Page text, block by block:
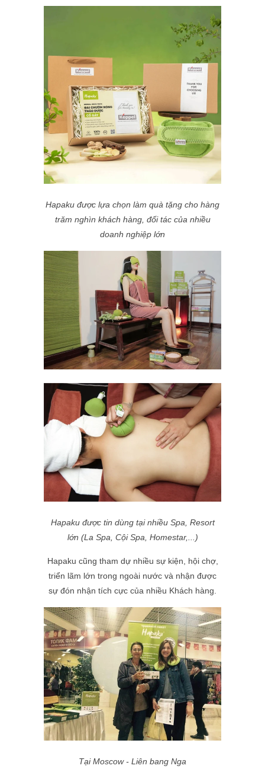
Hapaku được lựa chọn làm quà tặng cho hàng
trăm nghìn khách hàng, đối tác của nhiều
doanh nghiệp lớn
Hapaku được tin dùng tại nhiều Spa, Resort
lớn (La Spa, Cội Spa, Homestar,...)
Hapaku cũng tham dự nhiều sự kiện, hội chợ,
triển lãm lớn trong ngoài nước và nhận được
sự đón nhận tích cực của nhiều Khách hàng.
Tại Moscow - Liên bang Nga